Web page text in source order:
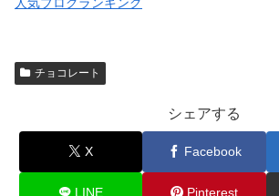
チョコレート
シェアする
X Facebook
LINE Pinterest